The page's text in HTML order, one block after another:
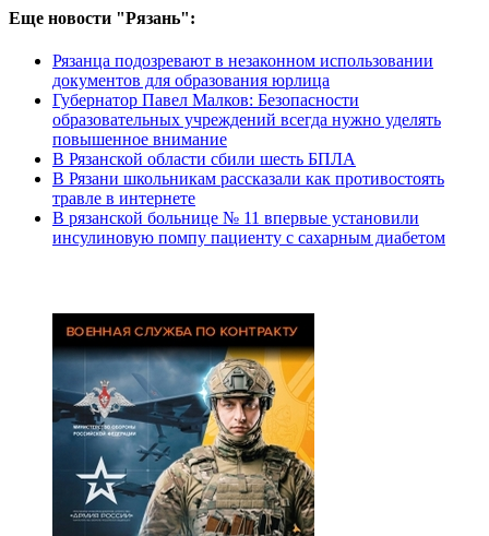
Еще новости "Рязань":
Рязанца подозревают в незаконном использовании
документов для образования юрлица
Губернатор Павел Малков: Безопасности
образовательных учреждений всегда нужно уделять
повышенное внимание
В Рязанской области сбили шесть БПЛА
В Рязани школьникам рассказали как противостоять
травле в интернете
В рязанской больнице № 11 впервые установили
инсулиновую помпу пациенту с сахарным диабетом